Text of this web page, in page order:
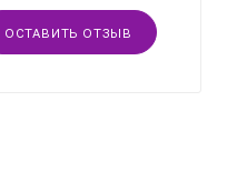
ОСТАВИТЬ ОТЗЫВ